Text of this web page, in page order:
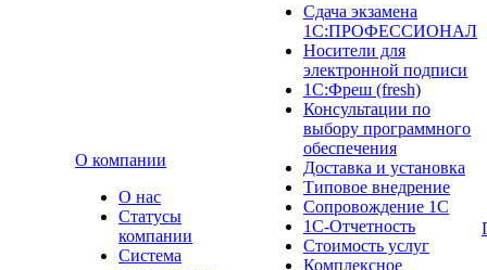
О компании
О нас
Cтатусы
компании
Система
Сдача экзамена
1С:ПРОФЕССИОНАЛ
Носители для
электронной подписи
1С:Фреш (fresh)
Консультации по
выбору программного
обеспечения
Доставка и установка
Типовое внедрение
Сопровождение 1С
1С-Отчетность
Стоимость услуг
Комплексное